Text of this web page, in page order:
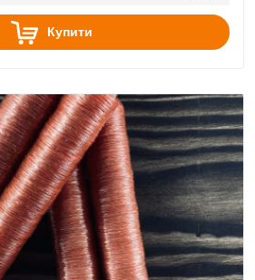
Купити